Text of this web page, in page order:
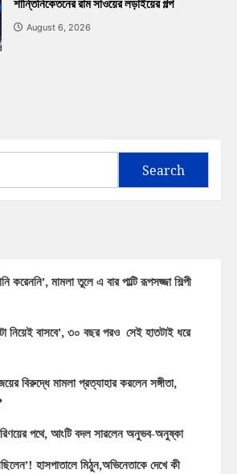
শান্তিনিকেতনের রাম সাওয়ের লড়াইয়ের গল্প
August 6, 2026
Search
করেননি’, মামলা তুলে এ বার পাল্টি রূপসজ্জা শিল্পী
নিয়েই বাসবে’, ৩০ বছর পরও সেই হাতটাই ধরে
বিরুদ্ধে মামলা প্রত্যাহার করলেন সঙ্গীতা,
পথে, আংটি বদল সারলেন অনুভব-অনুষ্কা
হাসপাতালে মিঠুন,অভিনেতাকে দেখে কী